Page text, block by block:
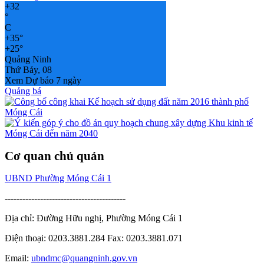
+32
°
C
+35°
+25°
Quảng Ninh
Thứ Bảy, 08
Xem Dự báo 7 ngày
Quảng bá
Cơ quan chủ quản
UBND Phường Móng Cái 1
-----------------------------------------
Địa chỉ: Đường Hữu nghị, Phường Móng Cái 1
Điện thoại: 0203.3881.284 Fax: 0203.3881.071
Email: ubndmc@quangninh.gov.vn